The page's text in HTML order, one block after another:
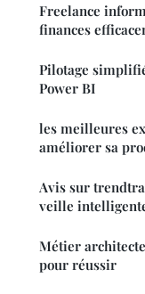
Freelance
finances
Pilotage
Power BI
les meilleures
améliorer sa
Avis sur
veille
Métier
pour réussir